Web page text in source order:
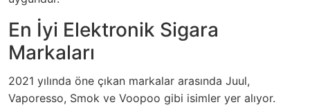
En İyi Elektronik Sigara
Markaları
2021 yılında öne çıkan markalar arasında Juul,
Vaporesso, Smok ve Voopoo gibi isimler yer alıyor.